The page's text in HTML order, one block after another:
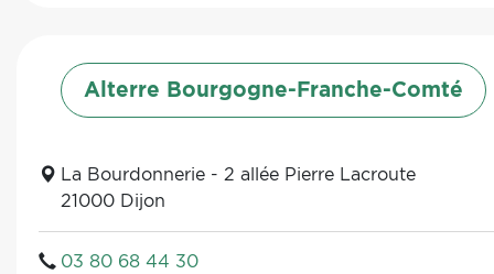
Alterre Bourgogne-Franche-Comté
La Bourdonnerie - 2 allée Pierre Lacroute
21000 Dijon
03 80 68 44 30